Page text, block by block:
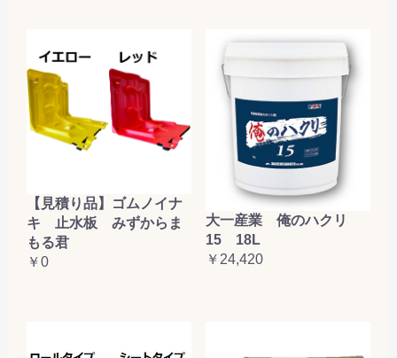
【見積り品】ゴムノイナ
キ 止水板 みずからま
もる君
￥0
大一産業 俺のハクリ
15 18L
￥24,420